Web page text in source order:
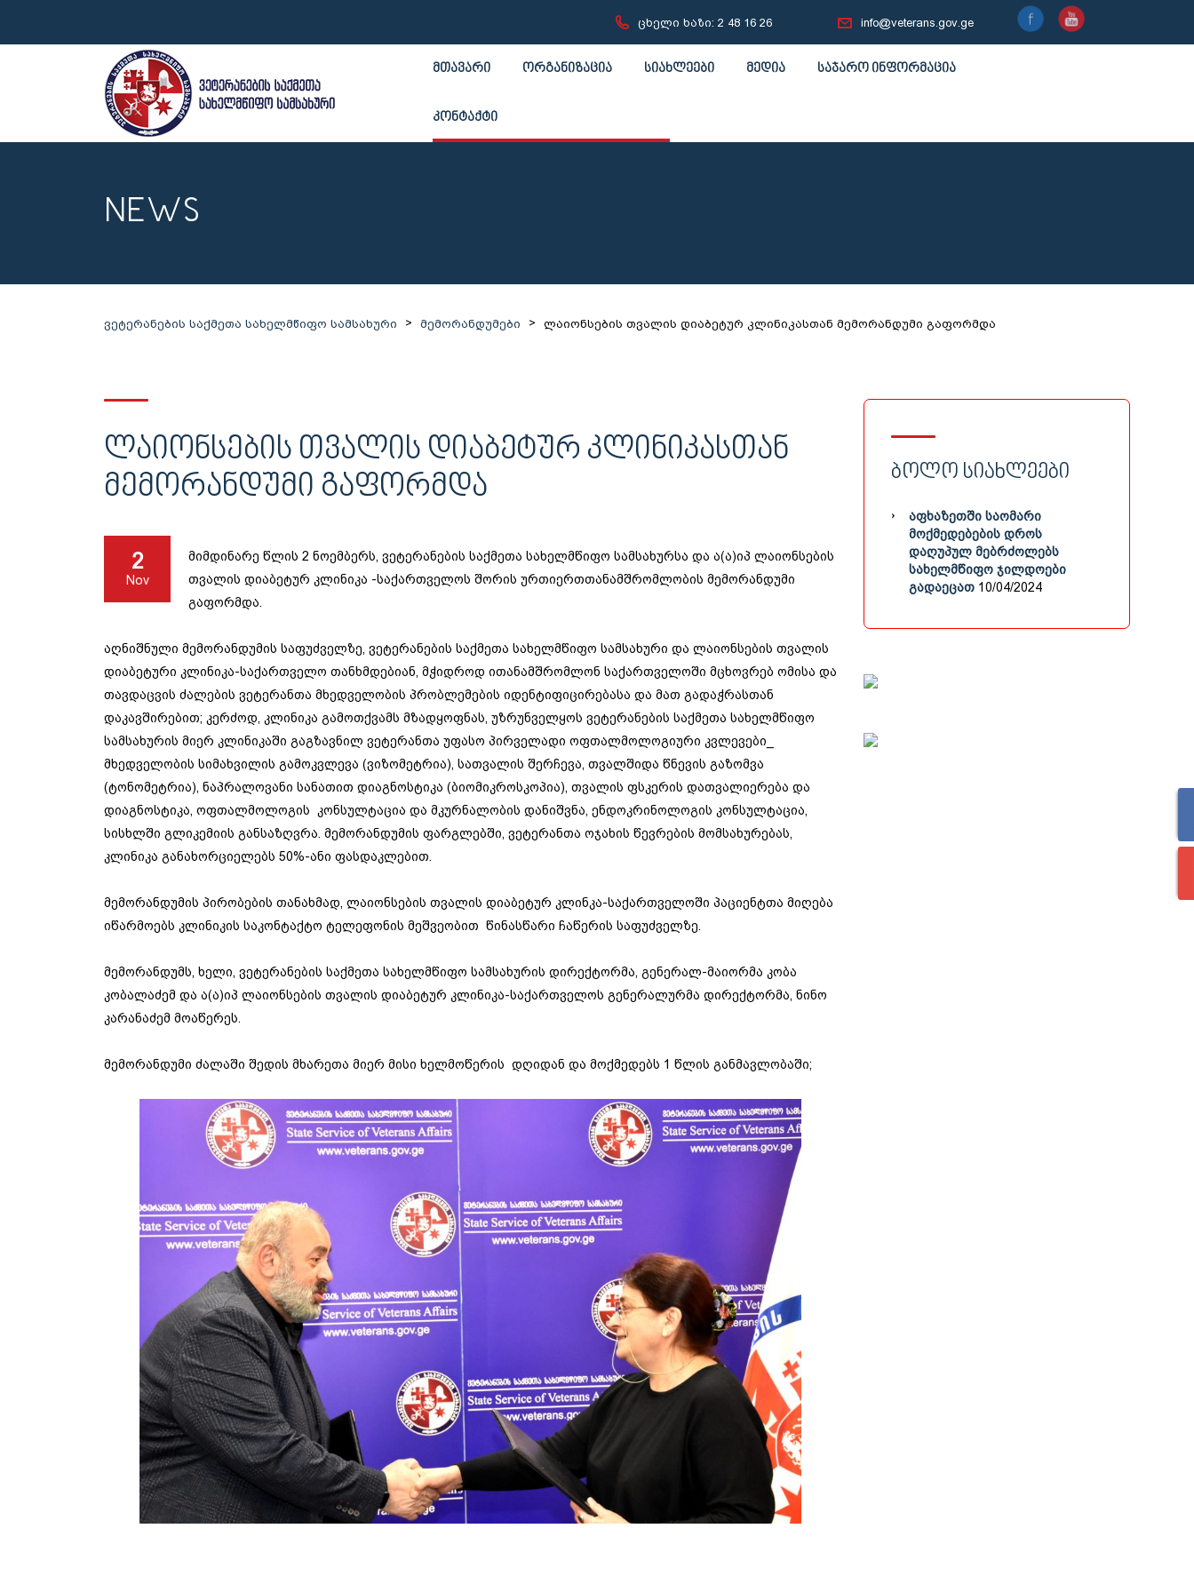
ცხელი ხაზი: 2 48 16 26 info@veterans.gov.ge
მთავარი ორგანიზაცია სიახლეები მედია საჯარო ინფორმაცია
კონტაქტი
NEWS
ვეტერანების საქმეთა სახელმწიფო სამსახური > მემორანდუმები > ლაიონსების თვალის დიაბეტურ კლინიკასთან მემორანდუმი გაფორმდა
ᲚᲐᲘᲝᲜᲡᲔᲑᲘᲡ ᲗᲕᲐᲚᲘᲡ ᲓᲘᲐᲑᲔᲢᲣᲠ ᲙᲚᲘᲜᲘᲙᲐᲡᲗᲐᲜ
ᲛᲔᲛᲝᲠᲐᲜᲓᲣᲛᲘ ᲒᲐᲤᲝᲠᲛᲓᲐ
2
Nov
მიმდინარე წლის 2 ნოემბერს, ვეტერანების საქმეთა სახელმწიფო სამსახურსა და ა(ა)იპ ლაიონსების
თვალის დიაბეტურ კლინიკა -საქართველოს შორის ურთიერთთანამშრომლობის მემორანდუმი
გაფორმდა.
აღნიშნული მემორანდუმის საფუძველზე, ვეტერანების საქმეთა სახელმწიფო სამსახური და ლაიონსების თვალის
დიაბეტური კლინიკა-საქართველო თანხმდებიან, მჭიდროდ ითანამშრომლონ საქართველოში მცხოვრებ ომისა და
თავდაცვის ძალების ვეტერანთა მხედველობის პრობლემების იდენტიფიცირებასა და მათ გადაჭრასთან
დაკავშირებით; კერძოდ, კლინიკა გამოთქვამს მზადყოფნას, უზრუნველყოს ვეტერანების საქმეთა სახელმწიფო
სამსახურის მიერ კლინიკაში გაგზავნილ ვეტერანთა უფასო პირველადი ოფთალმოლოგიური კვლევები_
მხედველობის სიმახვილის გამოკვლევა (ვიზომეტრია), სათვალის შერჩევა, თვალშიდა წნევის გაზომვა
(ტონომეტრია), ნაპრალოვანი სანათით დიაგნოსტიკა (ბიომიკროსკოპია), თვალის ფსკერის დათვალიერება და
დიაგნოსტიკა, ოფთალმოლოგის კონსულტაცია და მკურნალობის დანიშვნა, ენდოკრინოლოგის კონსულტაცია,
სისხლში გლიკემიის განსაზღვრა. მემორანდუმის ფარგლებში, ვეტერანთა ოჯახის წევრების მომსახურებას,
კლინიკა განახორციელებს 50%-ანი ფასდაკლებით.
მემორანდუმის პირობების თანახმად, ლაიონსების თვალის დიაბეტურ კლინკა-საქართველოში პაციენტთა მიღება
იწარმოებს კლინიკის საკონტაქტო ტელეფონის მეშვეობით წინასწარი ჩაწერის საფუძველზე.
მემორანდუმს, ხელი, ვეტერანების საქმეთა სახელმწიფო სამსახურის დირექტორმა, გენერალ-მაიორმა კობა
კობალაძემ და ა(ა)იპ ლაიონსების თვალის დიაბეტურ კლინიკა-საქართველოს გენერალურმა დირექტორმა, ნინო
კარანაძემ მოაწერეს.
მემორანდუმი ძალაში შედის მხარეთა მიერ მისი ხელმოწერის დღიდან და მოქმედებს 1 წლის განმავლობაში;
ᲑᲝᲚᲝ ᲡᲘᲐᲮᲚᲔᲔᲑᲘ
ᲐᲤᲮᲐᲖᲔᲗᲨᲘ ᲡᲐᲝᲛᲐᲠᲘ
ᲛᲝᲥᲛᲔᲓᲔᲑᲔᲑᲘᲡ ᲓᲠᲝᲡ
ᲓᲐᲦᲣᲞᲣᲚ ᲛᲔᲑᲠᲫᲝᲚᲔᲑᲡ
ᲡᲐᲮᲔᲚᲛᲬᲘᲤᲝ ᲯᲘᲚᲓᲝᲔᲑᲘ
ᲒᲐᲓᲐᲔᲪᲐᲗ 10/04/2024